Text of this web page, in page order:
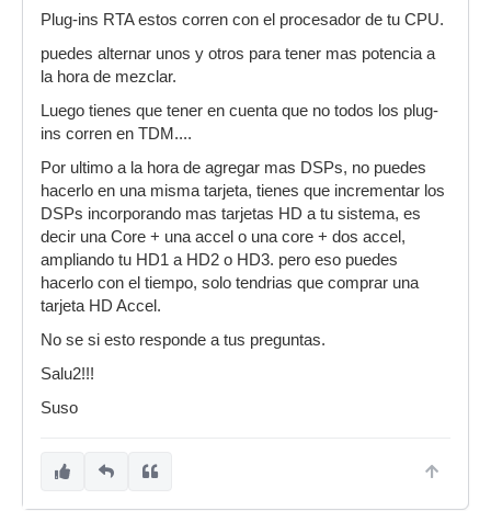
Plug-ins RTA estos corren con el procesador de tu CPU.
puedes alternar unos y otros para tener mas potencia a
la hora de mezclar.
Luego tienes que tener en cuenta que no todos los plug-
ins corren en TDM....
Por ultimo a la hora de agregar mas DSPs, no puedes
hacerlo en una misma tarjeta, tienes que incrementar los
DSPs incorporando mas tarjetas HD a tu sistema, es
decir una Core + una accel o una core + dos accel,
ampliando tu HD1 a HD2 o HD3. pero eso puedes
hacerlo con el tiempo, solo tendrias que comprar una
tarjeta HD Accel.
No se si esto responde a tus preguntas.
Salu2!!!
Suso